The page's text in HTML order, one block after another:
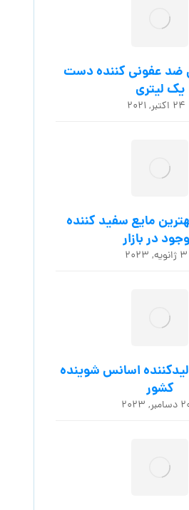
ضد عفونی کننده دست
یک لیتری
۲۴ اکتبر, ۲۰۲۱
مایع سفید کننده
در بازار
۳ ژانویه, ۲۰۲۳
اسانس شوینده
کشور
۲۰۲۳